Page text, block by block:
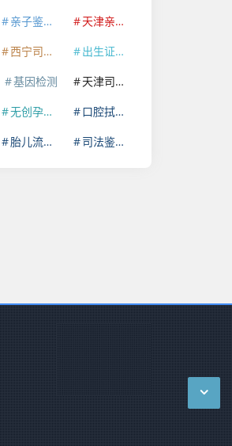
亲子鉴定机构
天津亲子鉴定咨询中心
西宁司法鉴定机构
出生证明亲子鉴定
基因检测
天津司法鉴定机构
无创孕期亲子鉴定
口腔拭子个体识别鉴定
胎儿流产物个体识别鉴定 司法鉴定许可证